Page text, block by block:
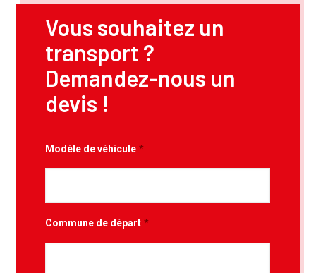
Vous souhaitez un
transport ?
Demandez-nous un
devis !
Modèle de véhicule *
Commune de départ *